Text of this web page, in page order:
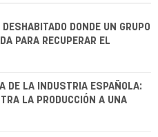
DONDE UN GRUPO
PARA RECUPERAR EL
DE LA INDUSTRIA ESPAÑOLA:
LA PRODUCCIÓN A UNA